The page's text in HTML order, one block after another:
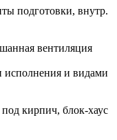
подготовки, внутр.
вентиляция
и видами
кирпич, блок-хаус